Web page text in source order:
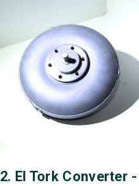
2. El Tork Converter -